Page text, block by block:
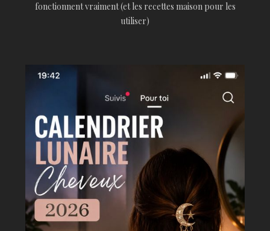
fonctionnent vraiment (et les recettes maison pour les
utiliser)